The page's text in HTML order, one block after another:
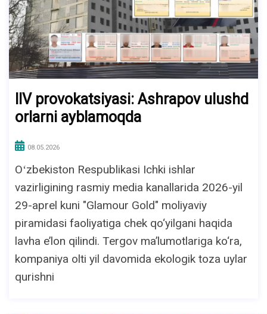
IIV provokatsiyasi: Ashrapov ulushd
orlarni ayblamoqda
08.05.2026
Oʻzbekiston Respublikasi Ichki ishlar
vazirligining rasmiy media kanallarida 2026-yil
29-aprel kuni "Glamour Gold" moliyaviy
piramidasi faoliyatiga chek qo‘yilgani haqida
lavha e’lon qilindi. Tergov ma’lumotlariga ko‘ra,
kompaniya olti yil davomida ekologik toza uylar
qurishni